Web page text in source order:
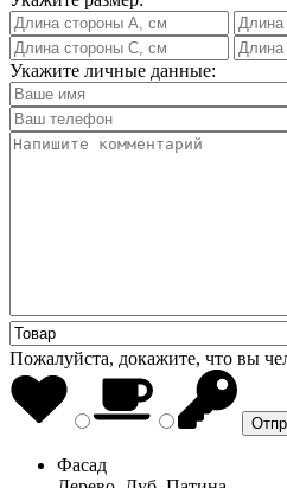
Укажите личные данные:
Пожалуйста, докажите, что вы
Фасад